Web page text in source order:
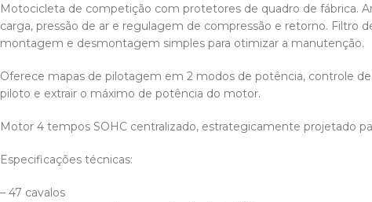
Motocicleta de competição com protetores de quadro de fábrica.
carga, pressão de ar e regulagem de compressão e retorno. Filtro
montagem e desmontagem simples para otimizar a manutenção.
Oferece mapas de pilotagem em 2 modos de potência, controle
piloto e extrair o máximo de potência do motor.
Motor 4 tempos SOHC centralizado, estrategicamente projetado
Especificações técnicas:
– 47 cavalos